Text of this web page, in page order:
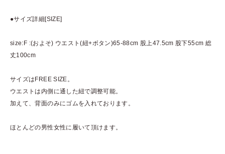
●サイズ詳細[SIZE]
size:F :(およそ) ウエスト(紐+ボタン)65-88cm 股上47.5cm 股下55cm 総
丈100cm
サイズはFREE SIZE。
ウエストは内側に通した紐で調整可能。
加えて、背面のみにゴムを入れております。
ほとんどの男性女性に履いて頂けます。